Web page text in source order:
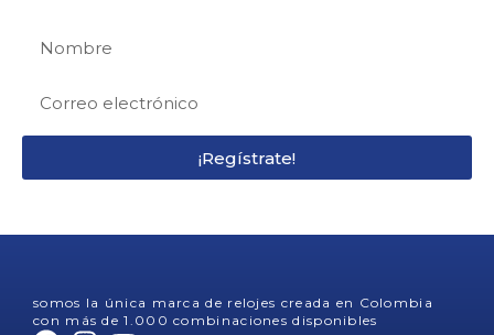
¡Regístrate!
somos la única marca de relojes creada en Colombia
con más de 1.000 combinaciones disponibles